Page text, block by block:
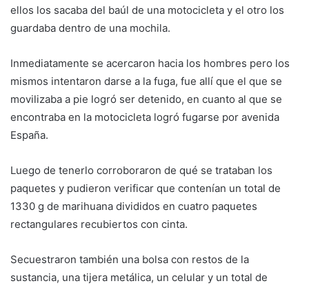
ellos los sacaba del baúl de una motocicleta y el otro los
guardaba dentro de una mochila.
Inmediatamente se acercaron hacia los hombres pero los
mismos intentaron darse a la fuga, fue allí que el que se
movilizaba a pie logró ser detenido, en cuanto al que se
encontraba en la motocicleta logró fugarse por avenida
España.
Luego de tenerlo corroboraron de qué se trataban los
paquetes y pudieron verificar que contenían un total de
1330 g de marihuana divididos en cuatro paquetes
rectangulares recubiertos con cinta.
Secuestraron también una bolsa con restos de la
sustancia, una tijera metálica, un celular y un total de